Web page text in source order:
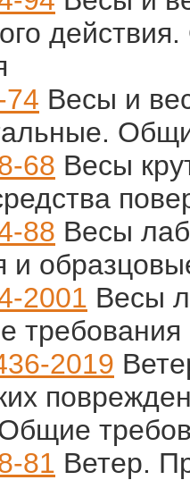
Весы и
68 Весы
88 Весы
и
2001 Весы
требования
2019
81 Ветер.